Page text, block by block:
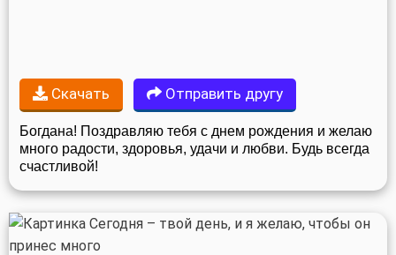
Скачать Отправить другу
Богдана! Поздравляю тебя с днем рождения и желаю
много радости, здоровья, удачи и любви. Будь всегда
счастливой!